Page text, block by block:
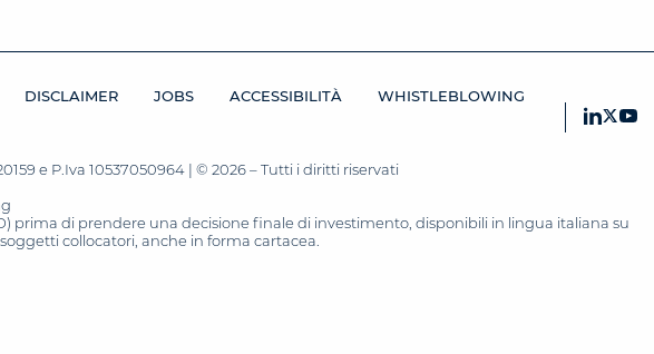
DISCLAIMER JOBS ACCESSIBILITÀ WHISTLEBLOWING
e P.Iva 10537050964 | © 2026 – Tutti i diritti riservati
prima di prendere una decisione finale di investimento, disponibili in lingua italiana su
collocatori, anche in forma cartacea.